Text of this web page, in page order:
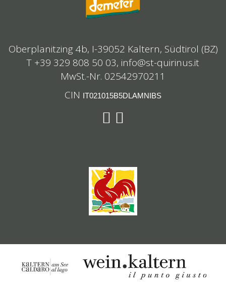
Oberplanitzing 4b, I-39052 Kaltern, Südtirol (BZ)
T +39 329 808 50 03, info@st-quirinus.it
MwSt.-Nr. 02542970211
CIN
IT021015B5DLAMNIBS